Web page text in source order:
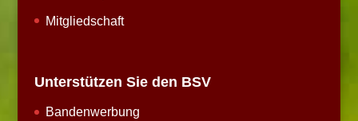
Mitgliedschaft
Unterstützen Sie den BSV
Bandenwerbung